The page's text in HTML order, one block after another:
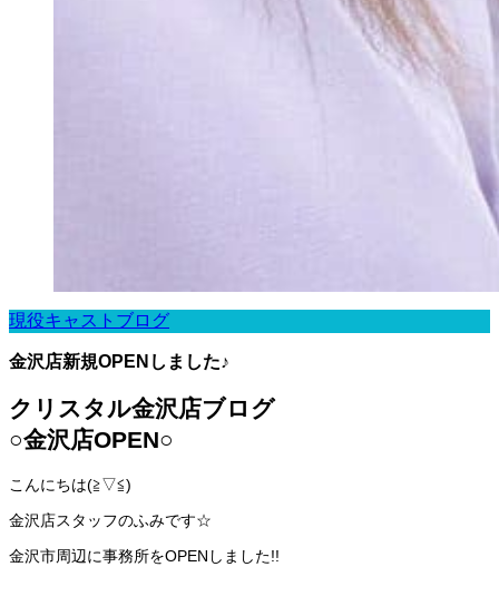
現役キャストブログ
金沢店新規OPENしました♪
クリスタル金沢店ブログ
○金沢店OPEN○
こんにちは(≧▽≦)
金沢店スタッフのふみです☆
金沢市周辺に事務所をOPENしました!!